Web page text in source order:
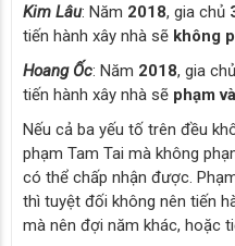
Kim Lâu: Năm 2018, gia chủ
tiến hành xây nhà sẽ không
Hoang Ốc: Năm 2018, gia chủ
tiến hành xây nhà sẽ phạm
Nếu cả ba yếu tố trên đều
phạm Tam Tai mà không
có thể chấp nhận được.
thì tuyệt đối không nên tiến
mà nên đợi năm khác, hoặc